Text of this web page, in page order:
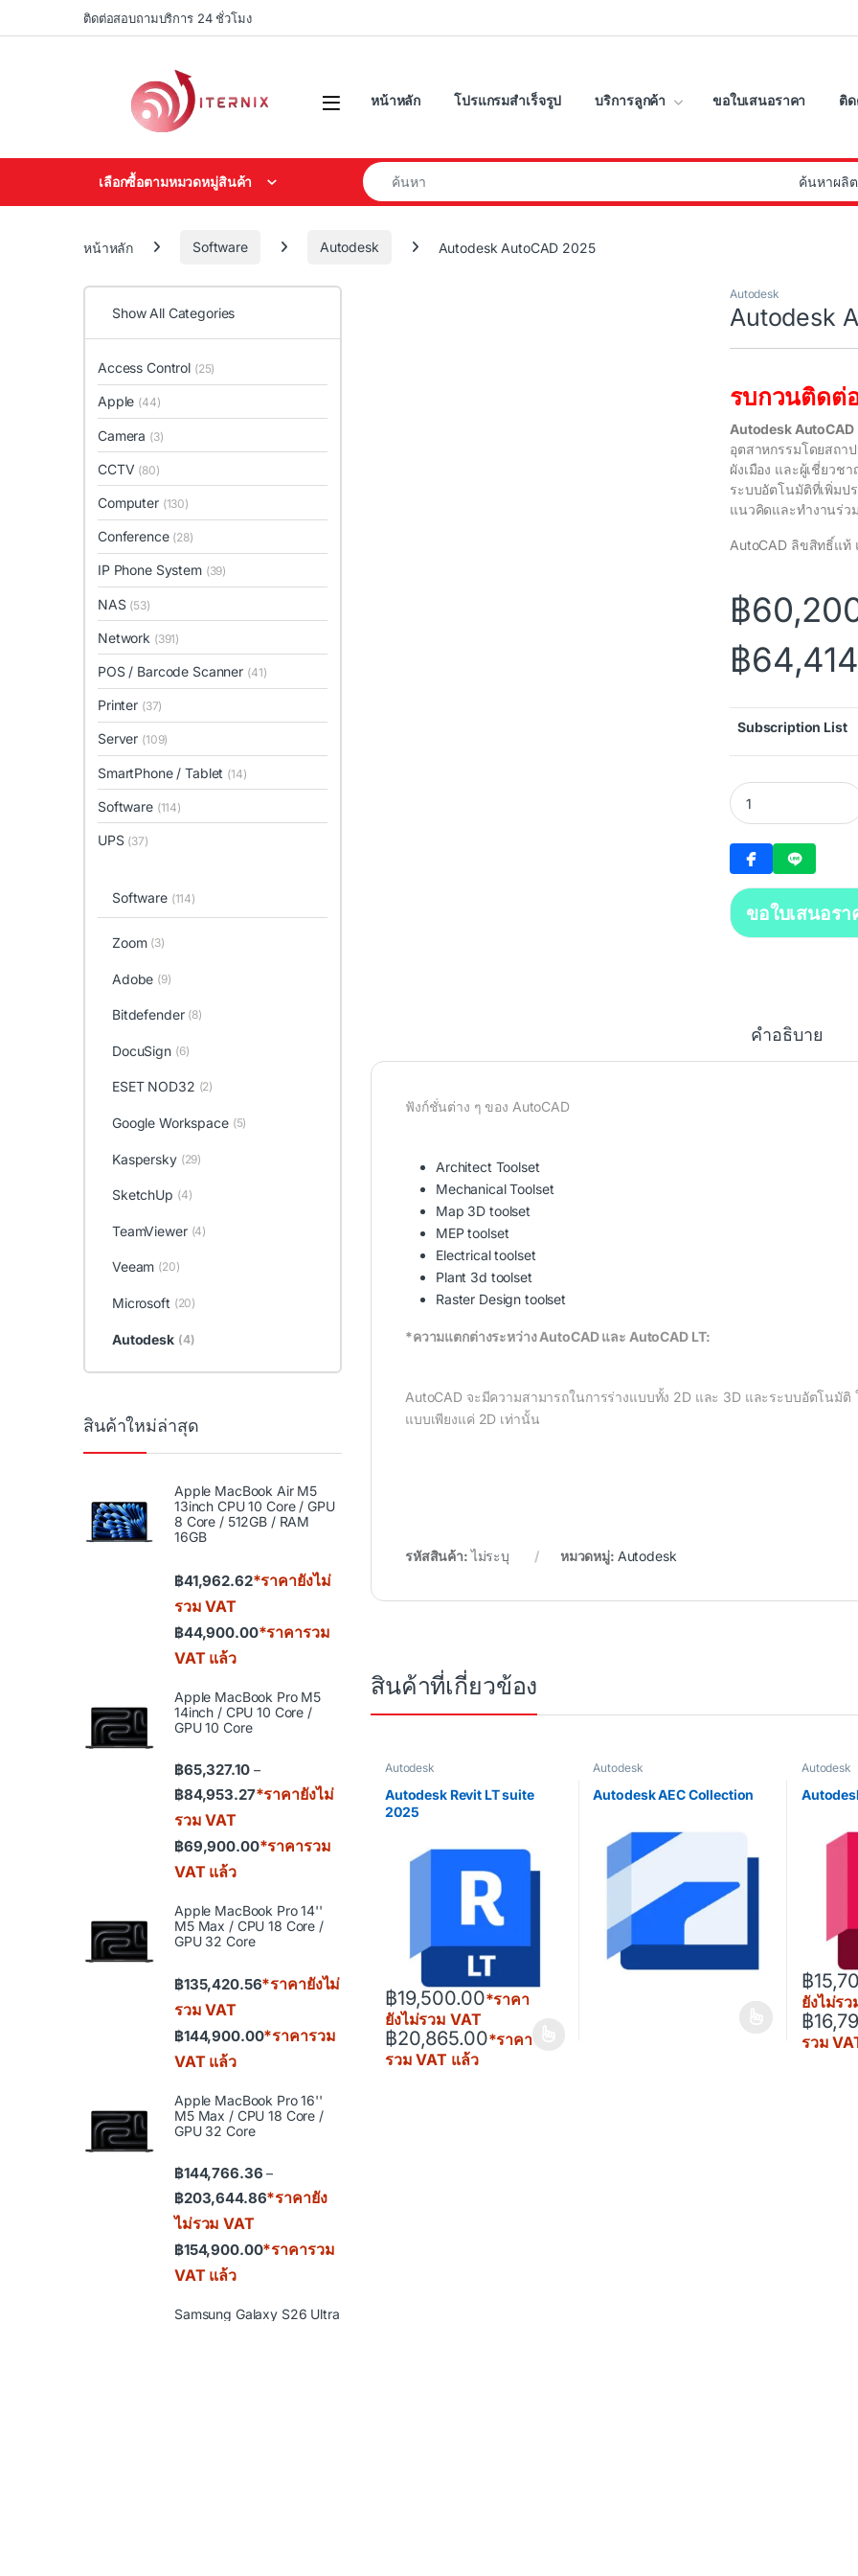
Skip to navigation
Skip to contentติดต่อสอบถามบริการ 24 ชั่วโมง
หน้าหลัก โปรแกรมสำเร็จรูป บริการลูกค้า ขอใบเสนอราคา ติด
เลือกซื้อตามหมวดหมู่สินค้า
Search for:
หน้าหลัก Software Autodesk Autodesk AutoCAD 2025
Autodesk
Autodesk
รบกวนติดต่
Autodesk AutoCAD
อุตสาหกรรมโดยสถา
ผังเมือง และผู้เชี่ยวช
ระบบอัตโนมัติที่เพิ่มป
แนวคิดและทำงานร่ว
AutoCAD ลิขสิทธิ์แท้
฿
฿
Subscription List
Autodesk
ขอใบเสนอรา
คำอธิบาย
ฟังก์ชั่นต่าง ๆ ของ AutoCAD
Architect Toolset
Mechanical Toolset
Map 3D toolset
MEP toolset
Electrical toolset
Plant 3d toolset
Raster Design toolset
*ความแตกต่างระหว่าง AutoCAD และ AutoCAD LT:
AutoCAD จะมีความสามารถในการร่างแบบทั้ง 2D และ 3D และระบบอัตโนมั
แบบเพียงแค่ 2D เท่านั้น
รหัสสินค้า:ไม่ระบุ หมวดหมู่: Autodesk
สินค้าที่เกี่ยวข้อง
Autodesk
Autodesk Revit LT suite
2025
฿19,500.00*ราคา
ยังไม่รวม VAT
฿20,865.00*ราคา
รวม VAT แล้ว
This product has multiple variants. The options may be chosen on the
Autodesk
Autodesk AEC Collection
Autodesk
฿
ยังไม่ร
฿
รวม
This
Show All Categories
Access Control (25)
Apple (44)
Camera (3)
CCTV (80)
Computer (130)
Conference (28)
IP Phone System (39)
NAS (53)
Network (391)
POS / Barcode Scanner (41)
Printer (37)
Server (109)
SmartPhone / Tablet (14)
Software (114)
UPS (37)
Software (114)
Zoom (3)
Adobe (9)
Bitdefender (8)
DocuSign (6)
ESET NOD32 (2)
Google Workspace (5)
Kaspersky (29)
SketchUp (4)
TeamViewer (4)
Veeam (20)
Microsoft (20)
Autodesk (4)
สินค้าใหม่ล่าสุด
Apple MacBook Air M5
13inch CPU 10 Core / GPU
8 Core / 512GB / RAM
16GB
฿41,962.62*ราคายังไม่
รวม VAT
฿44,900.00*ราคารวม
VAT แล้ว
Apple MacBook Pro M5
14inch / CPU 10 Core /
GPU 10 Core
฿65,327.10 –
฿84,953.27Price range: ฿65,327.10 through ฿84,953.27
*ราคายังไม่
รวม VAT
฿69,900.00*ราคารวม
VAT แล้ว
Apple MacBook Pro 14''
M5 Max / CPU 18 Core /
GPU 32 Core
฿135,420.56*ราคายังไม่
รวม VAT
฿144,900.00*ราคารวม
VAT แล้ว
Apple MacBook Pro 16''
M5 Max / CPU 18 Core /
GPU 32 Core
฿144,766.36 –
฿203,644.86Price range: ฿144,766.36 through ฿203,644.86
*ราคายัง
ไม่รวม VAT
฿154,900.00*ราคารวม
VAT แล้ว
Samsung Galaxy S26 Ultra